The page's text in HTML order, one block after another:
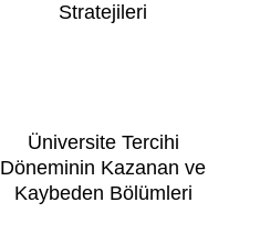
Stratejileri
Üniversite Tercihi
Döneminin Kazanan ve
Kaybeden Bölümleri